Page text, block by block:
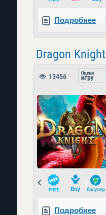
Подробнее
Dragon
13456
Prev
Подробнее